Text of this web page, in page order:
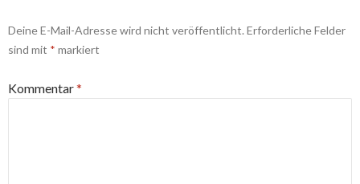
Deine E-Mail-Adresse wird nicht veröffentlicht. Erforderliche Felder
sind mit * markiert
Kommentar*